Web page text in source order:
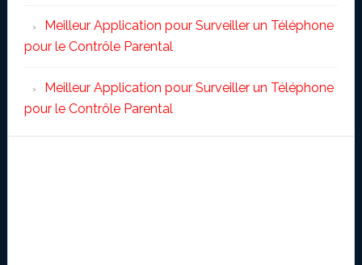
Meilleur Application pour Surveiller un Téléphone
pour le Contrôle Parental
Meilleur Application pour Surveiller un Téléphone
pour le Contrôle Parental